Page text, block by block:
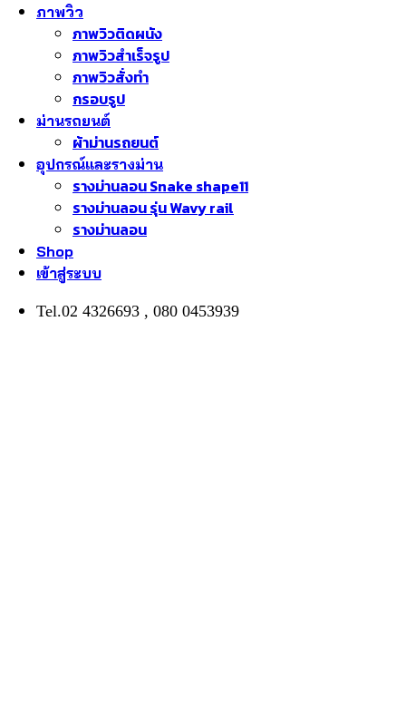
ภาพวิว
ภาพวิวติดผนัง
ภาพวิวสำเร็จรูป
ภาพวิวสั่งทำ
กรอบรูป
ม่านรถยนต์
ผ้าม่านรถยนต์
อุปกรณ์และรางม่าน
รางม่านลอน Snake shape11
รางม่านลอน รุ่น Wavy rail
รางม่านลอน
Shop
เข้าสู่ระบบ
Tel.02 4326693 , 080 0453939